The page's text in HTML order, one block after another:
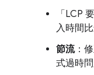
「LCP
入時間
節流：
式過時問